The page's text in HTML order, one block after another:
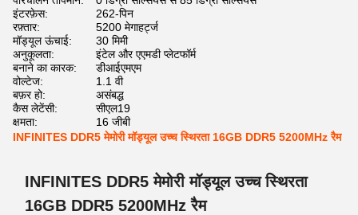
इंटरफ़ेस:
262-पिन
रफ़्तार:
5200 मेगाहर्ट्ज
मॉड्यूल ऊंचाई:
30 मिमी
अनुकूलता:
इंटेल और एएमडी प्लेटफॉर्म
बनाने का कारक:
डीआईएमएम
वोल्टेज:
1.1 वी
बफ़र हो:
असंबद्ध
कैस लेटेंसी:
सीएल19
क्षमता:
16 जीबी
INFINITES DDR5 मेमोरी मॉड्यूल उच्च स्थिरता 16GB DDR5 5200MHz रैम
INFINITES DDR5 मेमोरी मॉड्यूल उच्च स्थिरता
16GB DDR5 5200MHz रैम